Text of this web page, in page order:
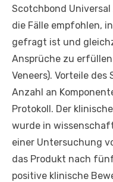
Scotchbond
die Fälle empfohlen,
gefragt ist und
Ansprüche zu
Veneers). Vorteile
Anzahl an
Protokoll. Der
wurde in
einer Untersuchung
das Produkt nach
positive klinische